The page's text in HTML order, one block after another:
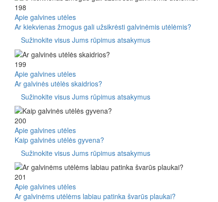
198
Apie galvines utėles
Ar kiekvienas žmogus gali užsikrėsti galvinėmis utėlėmis?
Sužinokite visus Jums rūpimus atsakymus
199
Apie galvines utėles
Ar galvinės utėlės skaidrios?
Sužinokite visus Jums rūpimus atsakymus
200
Apie galvines utėles
Kaip galvinės utėlės gyvena?
Sužinokite visus Jums rūpimus atsakymus
201
Apie galvines utėles
Ar galvinėms utėlėms labiau patinka švarūs plaukai?